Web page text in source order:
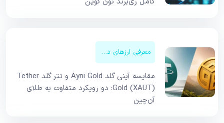
معرفی ارزهای دیجیتال
مقایسه آینی گلد Ayni Gold و تتر گلد Tether
Gold (XAUT): دو رویکرد متفاوت به طلای
آن‌چین